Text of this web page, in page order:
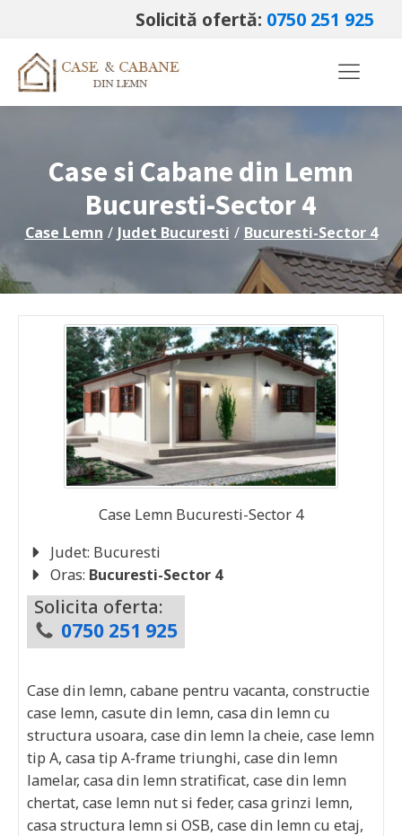
Solicită ofertă: 0750 251 925
Case si Cabane din Lemn
Bucuresti-Sector 4
Case Lemn / Judet Bucuresti / Bucuresti-Sector 4
Case Lemn Bucuresti-Sector 4
Judet: Bucuresti
Oras: Bucuresti-Sector 4
Solicita oferta:
0750 251 925
Case din lemn, cabane pentru vacanta, constructie
case lemn, casute din lemn, casa din lemn cu
structura usoara, case din lemn la cheie, case lemn
tip A, casa tip A-frame triunghi, case din lemn
lamelar, casa din lemn stratificat, case din lemn
chertat, case lemn nut si feder, casa grinzi lemn,
casa structura lemn si OSB, case din lemn cu etaj,